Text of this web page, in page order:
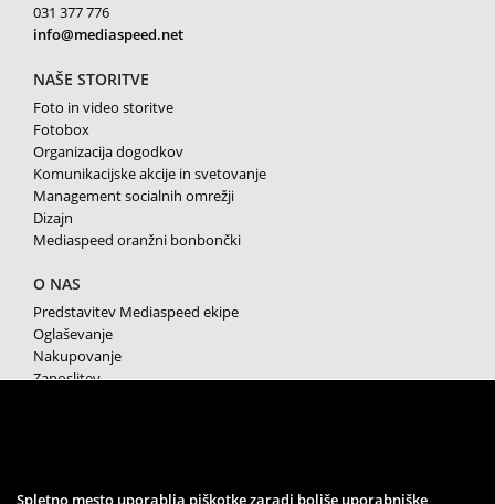
031 377 776
info@mediaspeed.net
NAŠE STORITVE
Foto in video storitve
Fotobox
Organizacija dogodkov
Komunikacijske akcije in svetovanje
Management socialnih omrežji
Dizajn
Mediaspeed oranžni bonbončki
O NAS
Predstavitev Mediaspeed ekipe
Oglaševanje
Nakupovanje
Zaposlitev
SPREMLJAJTE NAS
Spletno mesto uporablja piškotke zaradi boljše uporabniške